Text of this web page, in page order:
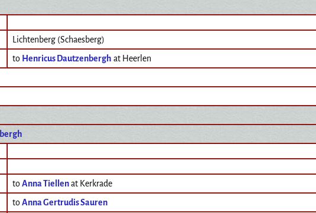
Lichtenberg (Schaesberg)
to Henricus Dautzenbergh at Heerlen
toAnna Tiellenat Kerkrade
toAnna Gertrudis Sauren